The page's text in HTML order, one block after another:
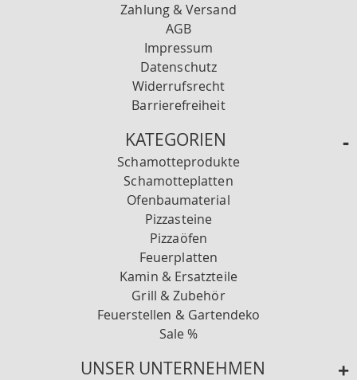
Zahlung & Versand
AGB
Impressum
Datenschutz
Widerrufsrecht
Barrierefreiheit
KATEGORIEN
Schamotteprodukte
Schamotteplatten
Ofenbaumaterial
Pizzasteine
Pizzaöfen
Feuerplatten
Kamin & Ersatzteile
Grill & Zubehör
Feuerstellen & Gartendeko
Sale %
UNSER UNTERNEHMEN